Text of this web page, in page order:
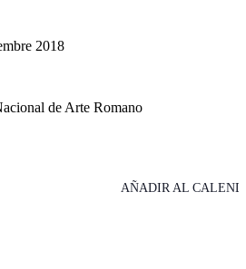
2018
de Arte Romano
AÑADIR AL